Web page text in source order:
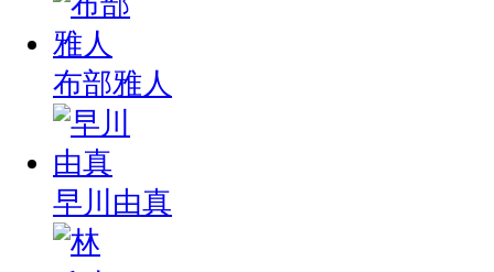
布部雅人
早川由真